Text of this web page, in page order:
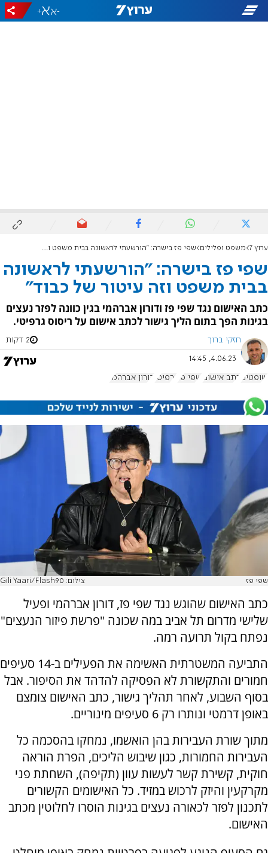
-
+
ערוץ 7 משפט ופלילים שפי פז בישרה: "הורשעתי לראשונה בבית משפט וזה עיטור של כבוד"
שפי פז בישרה: "הורשעתי לראשונה
בבית משפט וזה עיטור של כבוד"
כתב האישום נגד שפי פז ודורון אברהמי בגין כוונה לפזר נעצים
בגינות הפך בתום הליך גישור לכתב אישום על ריסוס גרפיטי.
חזקי ברוך 2 דקות
4.06.23, 14:45
שופטים כתב אישום שפי פז גרפיטי דורון אברהמי
שפי פז צילום: Gili Yaari/Flash90
כתב האישום שהוגש נגד שפי פז, דורון אברהמי ופעיל
שלישי מדרום תל אביב במה שכונה "פרשת פיזור הנעצים"
נפתח בקול תרועה רמה.
התביעה המשטרתית האשימה את הפעילים ב-14 סעיפים
חמורים והתקשורת לא הפסיקה להדהד את הסיפור. אבל
בסוף השבוע, לאחר תהליך גישור, כתב האישום צומצם
באופן דרמטי ונותרו רק 6 סעיפים מינוריים.
מתוך שורת העבירות בהן הואשמו, נמחקו בהסכמה כל
העבירות החמורות, כגון שיבוש הליכים, הפרת הוראה
חוקית, קשירת קשר לעשות עוון (תקיפה), השחתת פני
מקרקעין והיזק לרכוש במזיד. כל האישומים הקשורים
לתכנון לפזר לכאורה נעצים בגינות הוסרו לחלוטין מכתב
האישום.